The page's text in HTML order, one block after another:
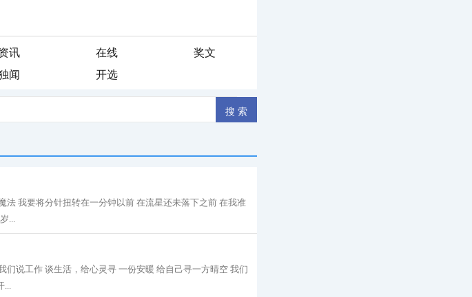
讯 在线
奖文
闻 开选
我要将分针扭转在一分钟以前 在流星还未落下之前 在我准
...
说工作 谈生活，给心灵寻 一份安暖 给自己寻一方晴空 我们
...